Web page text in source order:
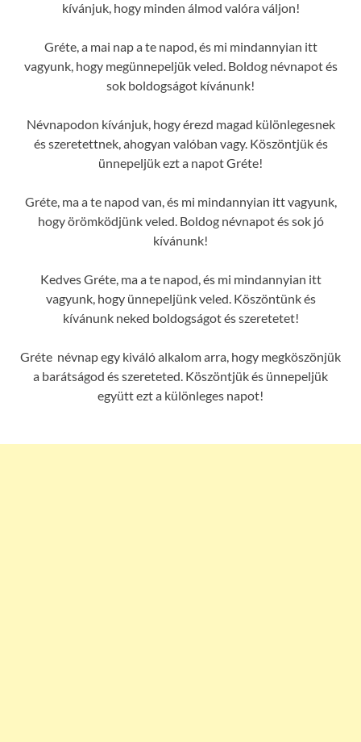
kívánjuk, hogy minden álmod valóra váljon!
Gréte, a mai nap a te napod, és mi mindannyian itt
vagyunk, hogy megünnepeljük veled. Boldog névnapot és
sok boldogságot kívánunk!
Névnapodon kívánjuk, hogy érezd magad különlegesnek
és szeretettnek, ahogyan valóban vagy. Köszöntjük és
ünnepeljük ezt a napot Gréte!
Gréte, ma a te napod van, és mi mindannyian itt vagyunk,
hogy örömködjünk veled. Boldog névnapot és sok jó
kívánunk!
Kedves Gréte, ma a te napod, és mi mindannyian itt
vagyunk, hogy ünnepeljünk veled. Köszöntünk és
kívánunk neked boldogságot és szeretetet!
Gréte névnap egy kiváló alkalom arra, hogy megköszönjük
a barátságod és szereteted. Köszöntjük és ünnepeljük
együtt ezt a különleges napot!